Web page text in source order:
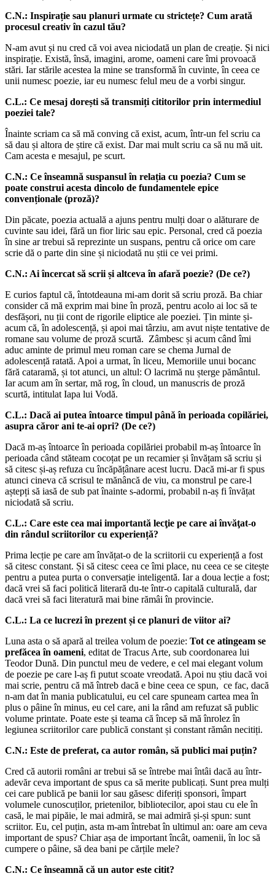
C.N.: Inspirație sau planuri urmate cu strictețe? Cum arată
procesul creativ în cazul tău?
N-am avut și nu cred că voi avea niciodată un plan de creație. Și nici
inspirație. Există, însă, imagini, arome, oameni care îmi provoacă
stări. Iar stările acestea la mine se transformă în cuvinte, în ceea ce
unii numesc poezie, iar eu numesc felul meu de a vorbi singur.
C.L.: Ce mesaj dorești să transmiți cititorilor prin intermediul
poeziei tale?
Înainte scriam ca să mă conving că exist, acum, într-un fel scriu ca
să dau și altora de știre că exist. Dar mai mult scriu ca să nu mă uit.
Cam acesta e mesajul, pe scurt.
C.N.: Ce înseamnă suspansul în relația cu poezia? Cum se
poate construi acesta dincolo de fundamentele epice
convenționale (proză)?
Din păcate, poezia actuală a ajuns pentru mulți doar o alăturare de
cuvinte sau idei, fără un fior liric sau epic. Personal, cred că poezia
în sine ar trebui să reprezinte un suspans, pentru că orice om care
scrie dă o parte din sine și niciodată nu știi ce vei primi.
C.N.: Ai încercat să scrii și altceva în afară poezie? (De ce?)
E curios faptul că, întotdeauna mi-am dorit să scriu proză. Ba chiar
consider că mă exprim mai bine în proză, pentru acolo ai loc să te
desfășori, nu ții cont de rigorile eliptice ale poeziei. Țin minte și-
acum că, în adolescență, și apoi mai târziu, am avut niște tentative de
romane sau volume de proză scurtă. Zâmbesc și acum când îmi
aduc aminte de primul meu roman care se chema Jurnal de
adolescență ratată. Apoi a urmat, în liceu, Memoriile unui bocanc
fără cataramă, și tot atunci, un altul: O lacrimă nu șterge pământul.
Iar acum am în sertar, mă rog, în cloud, un manuscris de proză
scurtă, intitulat Iapa lui Vodă.
C.L.: Dacă ai putea întoarce timpul până în perioada copilăriei,
asupra căror ani te-ai opri? (De ce?)
Dacă m-aș întoarce în perioada copilăriei probabil m-aș întoarce în
perioada când stăteam cocoțat pe un recamier și învățam să scriu și
să citesc și-aș refuza cu încăpățânare acest lucru. Dacă mi-ar fi spus
atunci cineva că scrisul te mănâncă de viu, ca monstrul pe care-l
aștepți să iasă de sub pat înainte s-adormi, probabil n-aș fi învățat
niciodată să scriu.
C.L.: Care este cea mai importantă lecţie pe care ai învăţat-o
din rândul scriitorilor cu experiență?
Prima lecție pe care am învățat-o de la scriitorii cu experiență a fost
să citesc constant. Și să citesc ceea ce îmi place, nu ceea ce se citește
pentru a putea purta o conversație inteligentă. Iar a doua lecție a fost;
dacă vrei să faci politică literară du-te într-o capitală culturală, dar
dacă vrei să faci literatură mai bine rămâi în provincie.
C.L.: La ce lucrezi în prezent și ce planuri de viitor ai?
Luna asta o să apară al treilea volum de poezie: Tot ce atingeam se
prefăcea în oameni, editat de Tracus Arte, sub coordonarea lui
Teodor Dună. Din punctul meu de vedere, e cel mai elegant volum
de poezie pe care l-aș fi putut scoate vreodată. Apoi nu știu dacă voi
mai scrie, pentru că mă întreb dacă e bine ceea ce spun, ce fac, dacă
n-am dat în mania publicatului, eu cel care spuneam cartea mea în
plus o pâine în minus, eu cel care, ani la rând am refuzat să public
volume printate. Poate este și teama că încep să mă înrolez în
legiunea scriitorilor care publică constant și constant rămân necitiți.
C.N.: Este de preferat, ca autor român, să publici mai puțin?
Cred că autorii români ar trebui să se întrebe mai întâi dacă au într-
adevăr ceva important de spus ca să merite publicați. Sunt prea mulți
cei care publică pe banii lor sau găsesc diferiți sponsori, împart
volumele cunoscuților, prietenilor, bibliotecilor, apoi stau cu ele în
casă, le mai pipăie, le mai admiră, se mai admiră și-și spun: sunt
scriitor. Eu, cel puțin, asta m-am întrebat în ultimul an: oare am ceva
important de spus? Chiar așa de important încât, oamenii, în loc să
cumpere o pâine, să dea bani pe cărțile mele?
C.N.: Ce înseamnă că un autor este citit?